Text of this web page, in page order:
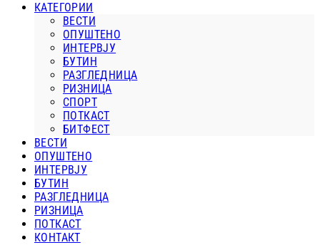
КАТЕГОРИИ
ВЕСТИ
ОПУШТЕНО
ИНТЕРВЈУ
БУТИН
РАЗГЛЕДНИЦА
РИЗНИЦА
СПОРТ
ПОТКАСТ
БИТФЕСТ
ВЕСТИ
ОПУШТЕНО
ИНТЕРВЈУ
БУТИН
РАЗГЛЕДНИЦА
РИЗНИЦА
ПОТКАСТ
КОНТАКТ